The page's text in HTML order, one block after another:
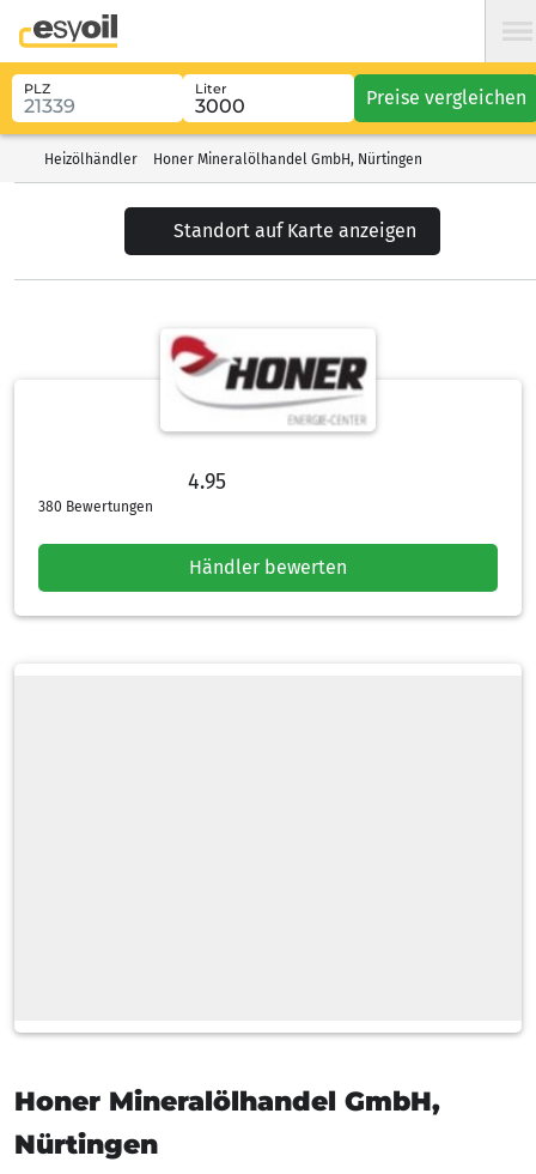
PLZ Liter Preise vergleichen
Heizölhändler Honer Mineralölhandel GmbH, Nürtingen
Standort auf Karte anzeigen
4.95
4.95 von 5 Sternen
380 Bewertungen
Händler bewerten
Honer Mineralölhandel GmbH,
Nürtingen